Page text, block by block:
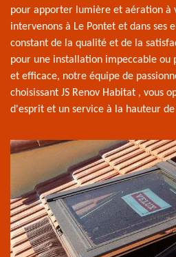
pour apporter lumière et aération à
intervenons à Le Pontet et dans ses
constant de la qualité et de la
pour une installation impeccable
et efficace, notre équipe de
choisissant JS Renov Habitat , vous
d'esprit et un service à la hauteur